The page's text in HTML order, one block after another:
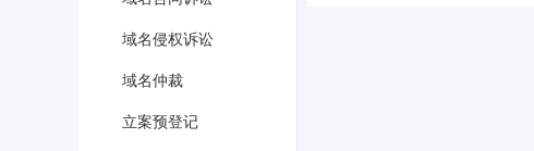
域名侵权诉讼
域名仲裁
立案预登记